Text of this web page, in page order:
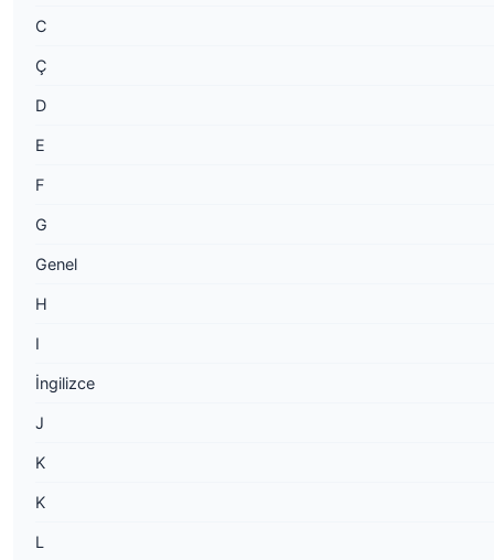
C
Ç
D
E
F
G
Genel
H
I
İngilizce
J
K
K
L